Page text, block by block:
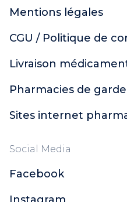
Mentions légales
CGU / Politique de
Livraison
Pharmacies de garde
Sites internet
Social Media
Facebook